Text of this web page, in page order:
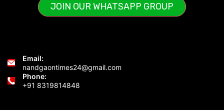
JOIN OUR WHATSAPP GROUP
Email:
nandgaontimes24@gmail.com
Phone:
+91 8319814848